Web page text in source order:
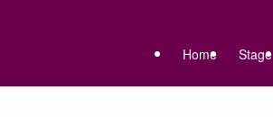
Home Stage